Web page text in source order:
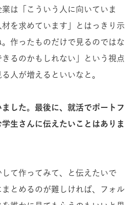
は「こういう人に向いていま
を求めています」とはっきり示
作ったものだけで見るのではな
るのかもしれない」という視点
人が増えるといいなと。
した。最後に、就活でポートフ
生さんに伝えたいことはありま
して作ってみて、と伝えたいで
とめるのが難しければ、フォル